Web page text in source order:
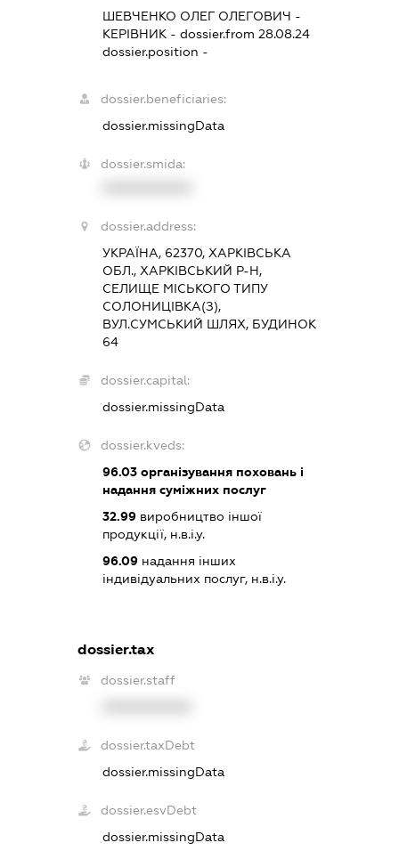
ШЕВЧЕНКО ОЛЕГ ОЛЕГОВИЧ -
КЕРІВНИК - dossier.from 28.08.24
dossier.position -
dossier.beneficiaries:
dossier.missingData
dossier.smida:
dossier.address:
УКРАЇНА, 62370, ХАРКІВСЬКА
ОБЛ., ХАРКІВСЬКИЙ Р-Н,
СЕЛИЩЕ МІСЬКОГО ТИПУ
СОЛОНИЦІВКА(З),
ВУЛ.СУМСЬКИЙ ШЛЯХ, БУДИНОК
64
dossier.capital:
dossier.missingData
dossier.kveds:
96.03 організування поховань і
надання суміжних послуг
32.99 виробництво іншої
продукції, н.в.і.у.
96.09 надання інших
індивідуальних послуг, н.в.і.у.
dossier.tax
dossier.staff
dossier.taxDebt
dossier.missingData
dossier.esvDebt
dossier.missingData